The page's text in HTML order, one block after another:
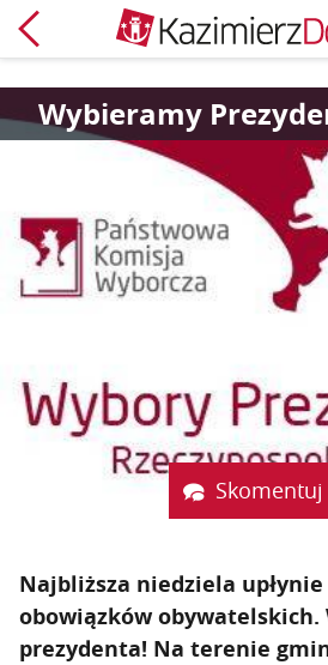
Wybieramy
Skomentuj
Najbliższa niedziela
obowiązków obywatelskich.
prezydenta! Na terenie